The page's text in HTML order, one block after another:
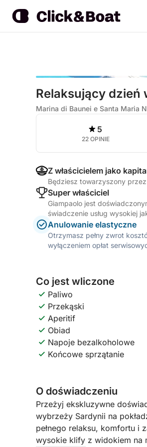
Relaksujący dzień
Marina di Baunei e Santa Maria
5
22 OPINIE
Z właścicielem jako
Będziesz towarzyszony przez
Super właściciel
Giampaolo jest
świadczenie usług wysokiej
Anulowanie elastyczne
Otrzymasz pełny zwrot
wyłączeniem opłat
Co jest wliczone
Paliwo
Przekąski
Aperitif
Obiad
Napoje bezalkoholowe
Końcowe sprzątanie
O doświadczeniu
Przeżyj ekskluzywne
wybrzeży Sardynii na
pełnego relaksu, komfortu i
wysokie klify z widokiem na